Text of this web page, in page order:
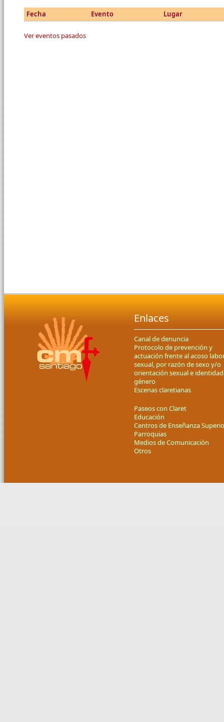
Fecha Evento Lugar
Ver eventos pasados
Enlaces
Canal de denuncia
Protocolo de prevención y
actuación frente al acoso
sexual, por razón de sexo y/o
orientación sexual e
género
Escenas claretianas
Paseos con Claret
Educación
Centros de Enseñanza
Parroquias
Medios de Comunicación
Otros